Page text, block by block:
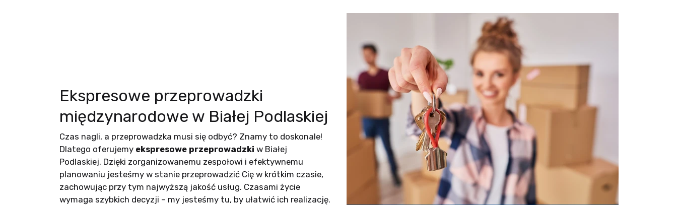
Ekspresowe przeprowadzki
międzynarodowe w Białej Podlaskiej
Czas nagli, a przeprowadzka musi się odbyć? Znamy to doskonale!
Dlatego oferujemy ekspresowe przeprowadzki w Białej
Podlaskiej. Dzięki zorganizowanemu zespołowi i efektywnemu
planowaniu jesteśmy w stanie przeprowadzić Cię w krótkim czasie,
zachowując przy tym najwyższą jakość usług. Czasami życie
wymaga szybkich decyzji – my jesteśmy tu, by ułatwić ich realizację.